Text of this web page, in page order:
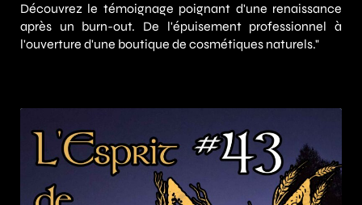
Découvrez le témoignage poignant d'une renaissance
après un burn-out. De l'épuisement professionnel à
l'ouverture d'une boutique de cosmétiques naturels."